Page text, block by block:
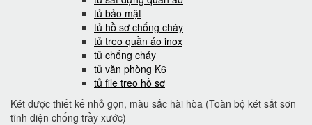
tủ bảo mật
tủ hồ sơ chống cháy
tủ treo quần áo inox
tủ chống cháy
tủ văn phòng K6
tủ file treo hồ sơ
Két được thiết kế nhỏ gọn, màu sắc hài hòa (Toàn bộ két sắt sơn
tĩnh điện chống trầy xước)